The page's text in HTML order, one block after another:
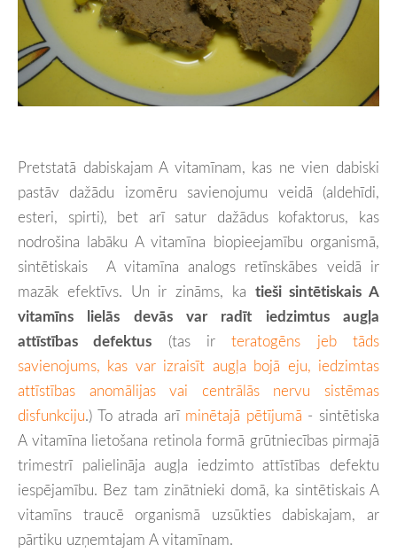
Pretstatā dabiskajam A vitamīnam, kas ne vien dabiski
pastāv dažādu izomēru savienojumu veidā (aldehīdi,
esteri, spirti), bet arī satur dažādus kofaktorus, kas
nodrošina labāku A vitamīna biopieejamību organismā,
sintētiskais A vitamīna analogs retīnskābes veidā ir
mazāk efektīvs. Un ir zināms, ka tieši sintētiskais A
vitamīns lielās devās var radīt iedzimtus augļa
attīstības defektus (tas irteratogēns jeb tāds
savienojums, kas var izraisīt augļa bojā eju, iedzimtas
attīstības anomālijas vai centrālās nervu sistēmas
disfunkciju.) To atrada arī minētajā pētījumā - sintētiska
A vitamīna lietošana retinola formā grūtniecības pirmajā
trimestrī palielināja augļa iedzimto attīstības defektu
iespējamību. Bez tam zinātnieki domā, ka sintētiskais A
vitamīns traucē organismā uzsūkties dabiskajam, ar
pārtiku uzņemtajam A vitamīnam.